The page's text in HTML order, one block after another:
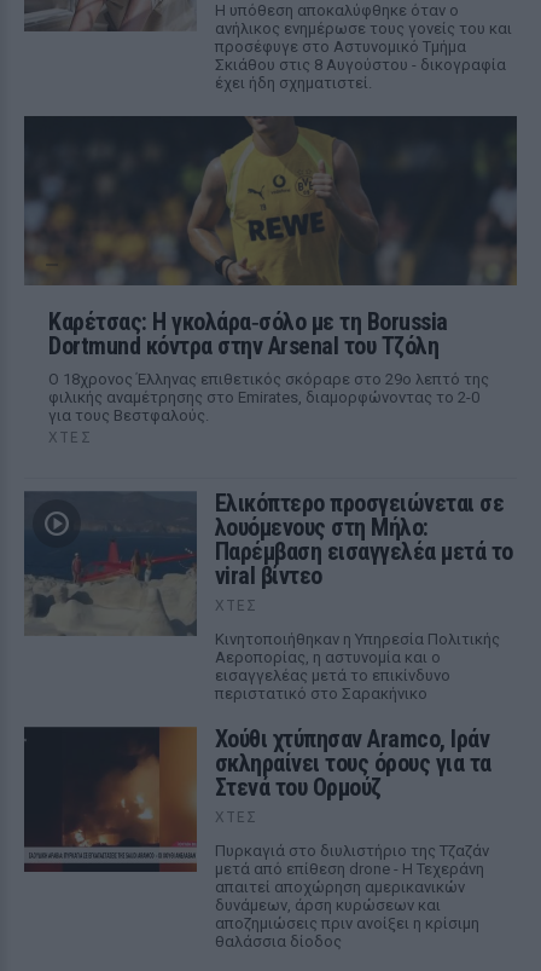
Η υπόθεση αποκαλύφθηκε όταν ο
ανήλικος ενημέρωσε τους γονείς του και
προσέφυγε στο Αστυνομικό Τμήμα
Σκιάθου στις 8 Αυγούστου - δικογραφία
έχει ήδη σχηματιστεί.
Καρέτσας: Η γκολάρα‑σόλο με τη Borussia
Dortmund κόντρα στην Arsenal του Τζόλη
Ο 18χρονος Έλληνας επιθετικός σκόραρε στο 29ο λεπτό της
φιλικής αναμέτρησης στο Emirates, διαμορφώνοντας το 2-0
για τους Βεστφαλούς.
ΧΤΕΣ
Ελικόπτερο προσγειώνεται σε
λουόμενους στη Μήλο:
Παρέμβαση εισαγγελέα μετά το
viral βίντεο
ΧΤΕΣ
Κινητοποιήθηκαν η Υπηρεσία Πολιτικής
Αεροπορίας, η αστυνομία και ο
εισαγγελέας μετά το επικίνδυνο
περιστατικό στο Σαρακήνικο
Χούθι χτύπησαν Aramco, Ιράν
σκληραίνει τους όρους για τα
Στενά του Ορμούζ
ΧΤΕΣ
Πυρκαγιά στο διυλιστήριο της Τζαζάν
μετά από επίθεση drone - Η Τεχεράνη
απαιτεί αποχώρηση αμερικανικών
δυνάμεων, άρση κυρώσεων και
αποζημιώσεις πριν ανοίξει η κρίσιμη
θαλάσσια δίοδος